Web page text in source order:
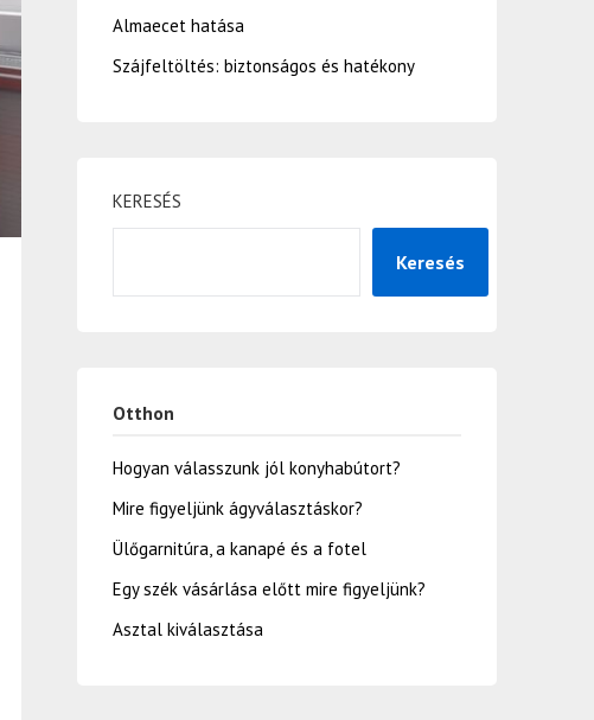
Almaecet hatása
Szájfeltöltés: biztonságos és hatékony
KERESÉS
Keresés
Otthon
Hogyan válasszunk jól konyhabútort?
Mire figyeljünk ágyválasztáskor?
Ülőgarnitúra, a kanapé és a fotel
Egy szék vásárlása előtt mire figyeljünk?
Asztal kiválasztása